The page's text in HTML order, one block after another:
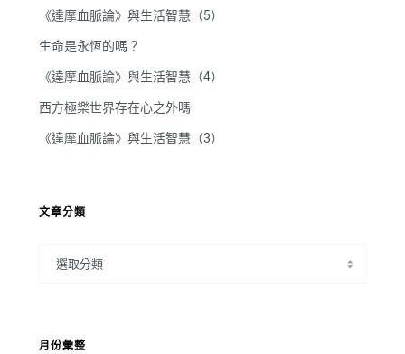
《達摩血脈論》與生活智慧（5）
生命是永恆的嗎？
《達摩血脈論》與生活智慧（4）
西方極樂世界存在心之外嗎
《達摩血脈論》與生活智慧（3）
文章分類
月份彙整